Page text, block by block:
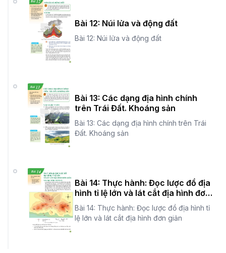
Bài 12: Núi lửa và động đất
Bài 12: Núi lửa và động đất
Bài 13: Các dạng địa hình chính
trên Trái Đất. Khoáng sản
Bài 13: Các dạng địa hình chính trên Trái
Đất. Khoáng sản
Bài 14: Thực hành: Đọc lược đồ địa
hình tỉ lệ lớn và lát cắt địa hình đơn
giản
Bài 14: Thực hành: Đọc lược đồ địa hình tỉ
lệ lớn và lát cắt địa hình đơn giản